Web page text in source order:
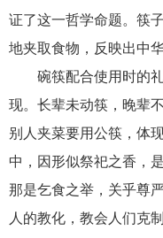
证了这一哲学命题。筷
地夹取食物，反映出中
碗筷配合使用时的
现。长辈未动筷，晚辈
别人夹菜要用公筷，体
中，因形似祭祀之香，
那是乞食之举，关乎尊
人的教化，教会人们克